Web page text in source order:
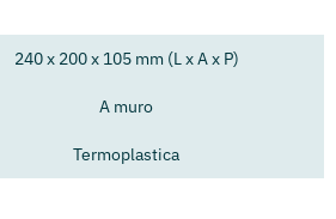
240 x 200 x 105 mm (L x A x P)
A muro
Termoplastica